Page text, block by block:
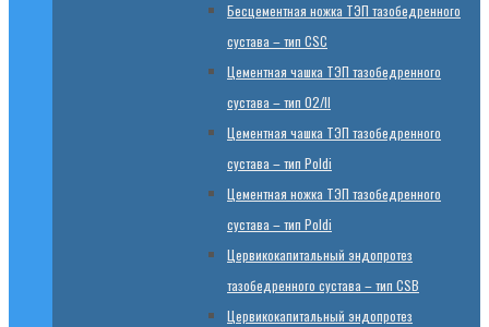
Бесцементная ножка ТЭП тазобедренного
сустава – тип CSC
Цементная чашка ТЭП тазобедренного
сустава – тип 02/II
Цементная чашка ТЭП тазобедренного
сустава – тип Poldi
Цементная ножка ТЭП тазобедренного
сустава – тип Poldi
Цервикокапитальный эндопротез
тазобедренного сустава – тип CSB
Цервикокапитальный эндопротез